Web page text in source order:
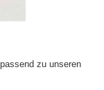
zu unseren